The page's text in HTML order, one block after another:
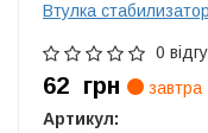
Втулка
0
62 грн
завтра
Артикул: